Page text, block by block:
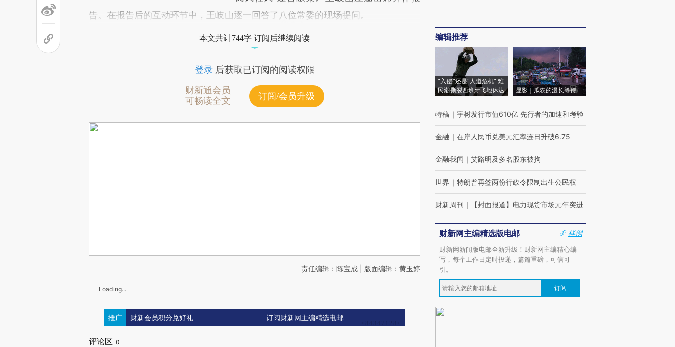
告。在报告后的互动环节中，王岐山逐一回答了八位常委的现场提问。
本文共计744字 订阅后继续阅读
登录后获取已订阅的阅读权限
财新通会员
可畅读全文
订阅/会员升级
责任编辑：陈宝成 | 版面编辑：黄玉婷
Loading...
推广 财新会员积分兑好礼 订阅财新网主编精选电邮
评论区 0
编辑推荐
“入侵”还是“人道危机” 难
民潮撕裂西班牙飞地休达
显影｜瓜农的漫长等待
特稿 ｜ 宇树发行市值610亿 先行者的加速和考验
金融 ｜ 在岸人民币兑美元汇率连日升破6.75
金融我闻 ｜ 艾路明及多名股东被拘
世界 ｜ 特朗普再签两份行政令限制出生公民权
财新周刊 ｜ 【封面报道】电力现货市场元年突进
财新网主编精选版电邮
样例
财新网新闻版电邮全新升级！财新网主编精心编
写，每个工作日定时投递，篇篇重磅，可信可
引。
订阅